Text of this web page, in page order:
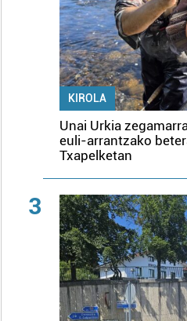
KIROLA
Unai Urkia
euli-arrantzako
Txapelketan
3